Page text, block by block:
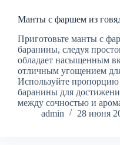
Манты с фаршем из
Приготовьте манты с
баранины, следуя
обладает насыщенным
отличным угощением
Используйте
баранины для
между сочностью и
admin
28 июня